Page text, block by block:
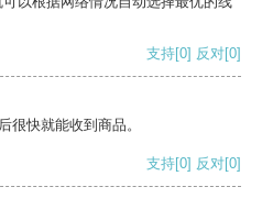
支持[0] 反对[0]
很快就能收到商品。
支持[0] 反对[0]